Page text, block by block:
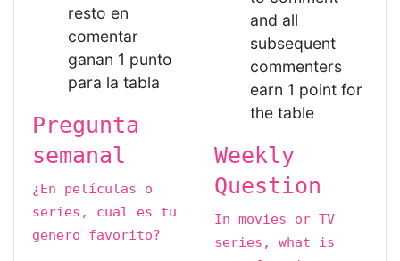
resto en
comentar
ganan 1 punto
para la tabla
Pregunta
semanal
¿En películas o
series, cual es tu
genero favorito?
and all
subsequent
commenters
earn 1 point for
the table
Weekly
Question
In movies or TV
series, what is